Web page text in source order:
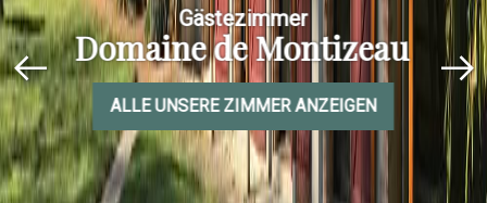
Gästezimmer
Domaine de Montizeau
ALLE UNSERE ZIMMER ANZEIGEN